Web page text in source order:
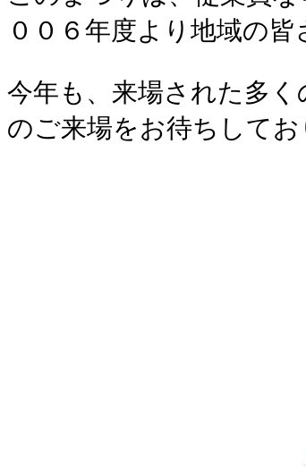
００６年度より地域の
今年も、来場された多
のご来場をお待ちしてお